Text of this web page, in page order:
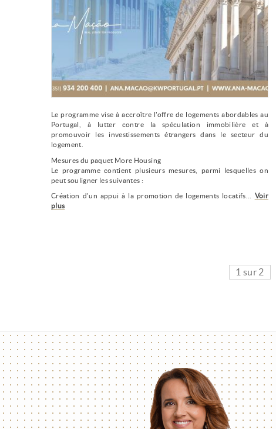
Le programme vise à accroître l'offre de logements abordables au
Portugal, à lutter contre la spéculation immobilière et à
promouvoir les investissements étrangers dans le secteur du
logement.
Mesures du paquet More Housing
Le programme contient plusieurs mesures, parmi lesquelles on
peut souligner les suivantes :
Création d'un appui à la promotion de logements locatifs... Voir
plus
1 sur 2